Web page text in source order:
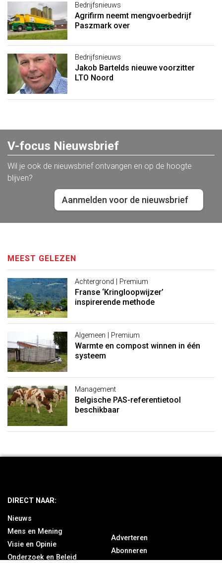
Bedrijfsnieuws
Agrifirm neemt mengvoerbedrijf
Paszmark over
Bedrijfsnieuws
Jakob Bartelds nieuwe voorzitter
LTO Noord
V-focus Nieuwsbrief
Wil je ook de nieuwsbrief ontvangen en op de hoogte
blijven?
Aanmelden voor de nieuwsbrief
MEEST GELEZEN
Achtergrond | Premium
Franse ‘Kringloopwijzer’
inspirerende methode
Algemeen | Premium
Warmte en compost winnen in één
systeem
Management
Belgische PAS-referentietool
beschikbaar
DIRECT NAAR:
Nieuws
Mens en Mening
Visie en Opinie
Onderzoek en Beleid
Adverteren
Abonneren